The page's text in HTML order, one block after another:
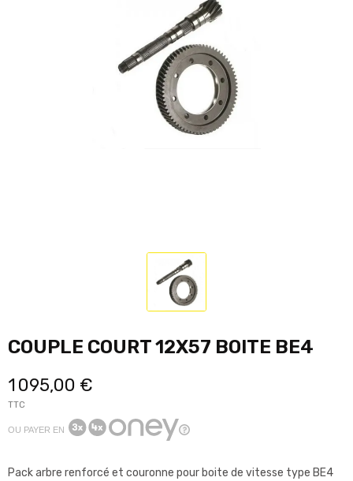
COUPLE COURT 12X57 BOITE BE4
1 095,00 €
TTC
OU PAYER EN
Pack arbre renforcé et couronne pour boite de vitesse type BE4